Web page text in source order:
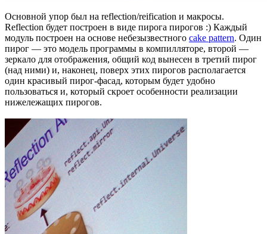
Основной упор был на reflection/reification и макросы.
Reflection будет построен в виде пирога пирогов :) Каждый
модуль построен на основе небезызвестного cake pattern. Один
пирог — это модель программы в компилляторе, второй —
зеркало для отображения, общий код вынесен в третий пирог
(над ними) и, наконец, поверх этих пирогов располагается
один красивый пирог-фасад, которым будет удобно
пользоваться и, который скроет особенности реализации
нижележащих пирогов.